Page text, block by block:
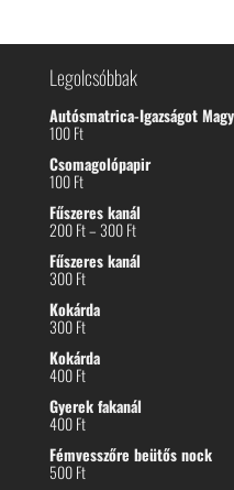
Legolcsóbbak
Autósmatrica-Igazságot
100Ft
Csomagolópapir
100Ft
Fűszeres kanál
200Ft–300FtÁrtartomány:
-
Fűszeres kanál
300Ft
Kokárda
300Ft
Kokárda
400Ft
Gyerek fakanál
400Ft
Fémvesszőre beütős nock
500Ft